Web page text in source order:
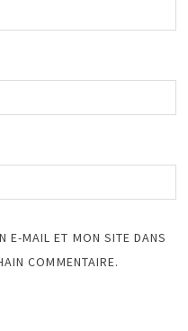
E-MAIL ET MON SITE DANS
COMMENTAIRE.